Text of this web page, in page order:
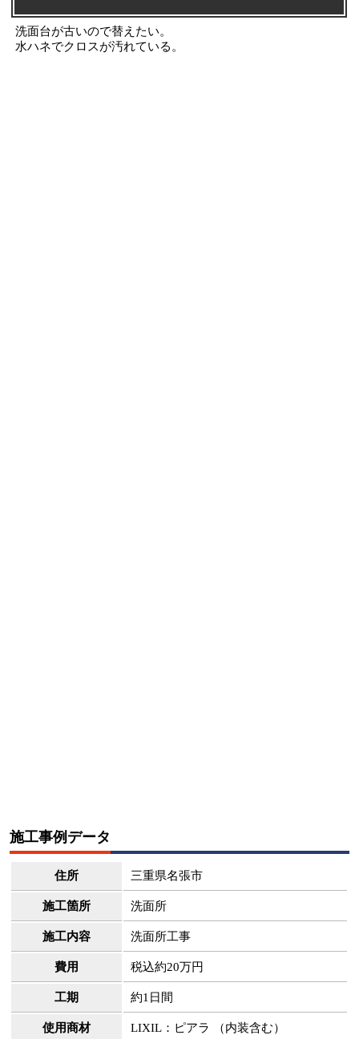
洗面台が古いので替えたい。
水ハネでクロスが汚れている。
施工事例データ
住所 三重県名張市
施工箇所 洗面所
施工内容 洗面所工事
費用 税込約20万円
工期 約1日間
使用商材 LIXIL：ピアラ （内装含む）